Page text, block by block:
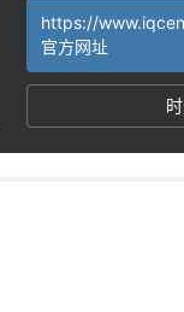
https://
官方网址